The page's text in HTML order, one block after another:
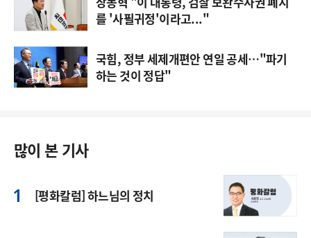
를 '사필귀정'이라고..."
국힘, 정부 세제개편안 연일 공세…"파기
하는 것이 정답"
많이 본 기사
[평화칼럼] 하느님의 정치